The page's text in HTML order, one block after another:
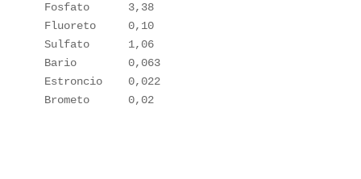
Fosfato      3,38
Fluoreto     0,10
Sulfato      1,06
Bario        0,063
Estroncio    0,022
Brometo      0,02